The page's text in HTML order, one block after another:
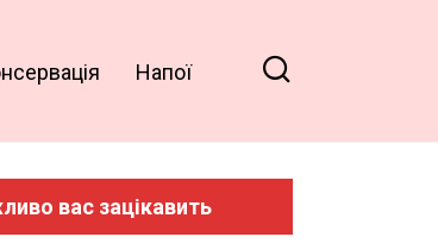
Напої
вас зацікавить